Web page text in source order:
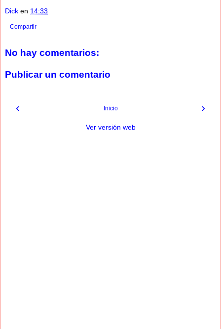
Dick en 14:33
Compartir
No hay comentarios:
Publicar un comentario
‹ ›
Inicio
Ver versión web